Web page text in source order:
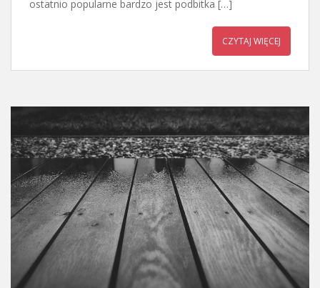
ostatnio popularne bardzo jest podbitka […]
CZYTAJ WIĘCEJ